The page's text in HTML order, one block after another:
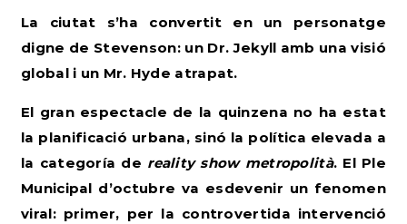
La ciutat s’ha convertit en un personatge
digne de Stevenson: un Dr. Jekyll amb una visió
global i un Mr. Hyde atrapat.
El gran espectacle de la quinzena no ha estat
la planificació urbana, sinó la política elevada a
la categoría de reality show metropolità. El Ple
Municipal d’octubre va esdevenir un fenomen
viral: primer, per la controvertida intervenció